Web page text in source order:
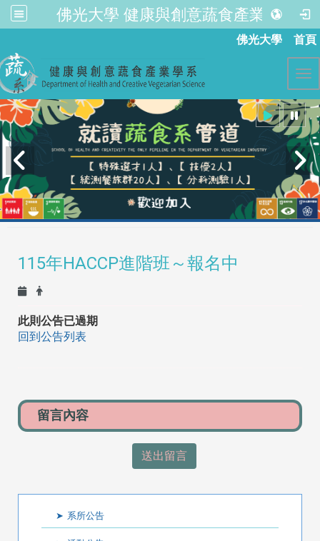
佛光大學 健康與創意蔬食產業學系
佛光大學 首頁
115年HACCP進階班～報名中
此則公告已過期
回到公告列表
送出留言
系所公告